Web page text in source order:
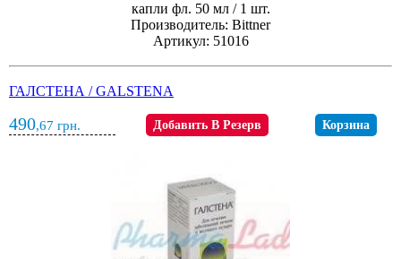
капли фл. 50 мл / 1 шт.
Производитель: Bittner
Артикул: 51016
ГАЛСТЕНА / GALSTENA
490,67 грн. Добавить В Резерв Корзина